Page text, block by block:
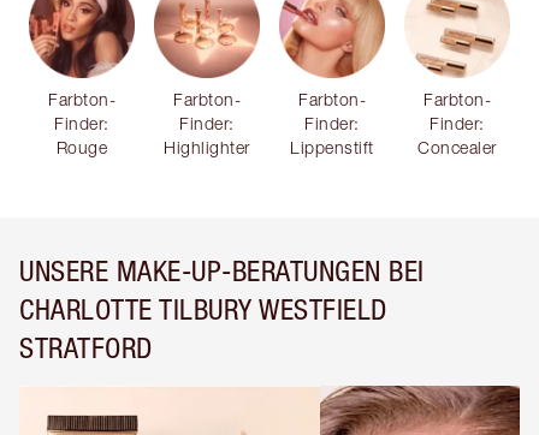
Farbton-
Finder:
Rouge
Farbton-
Finder:
Highlighter
Farbton-
Finder:
Lippenstift
Farbton-
Finder:
Concealer
UNSERE MAKE-UP-BERATUNGEN BEI
CHARLOTTE TILBURY WESTFIELD
STRATFORD